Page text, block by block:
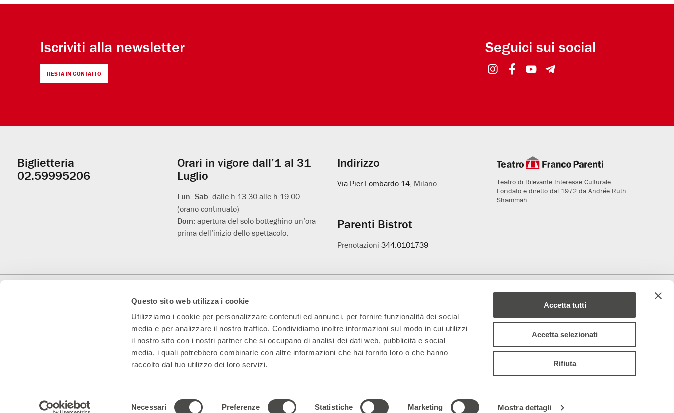
Questo sito web utilizza i cookie
Utilizziamo i cookie per personalizzare contenuti ed annunci, per fornire funzionalità dei social
media e per analizzare il nostro traffico. Condividiamo inoltre informazioni sul modo in cui utilizzi
il nostro sito con i nostri partner che si occupano di analisi dei dati web, pubblicità e social
media, i quali potrebbero combinarle con altre informazioni che hai fornito loro o che hanno
raccolto dal tuo utilizzo dei loro servizi.
Necessari Preferenze Statistiche Marketing Mostra dettagli
Accetta tutti
Accetta selezionati
Rifiuta
Iscriviti alla newsletter
RESTA IN CONTATTO
Seguici sui social
Informazioni
utili
Biglietteria
02.59995206
Orari in vigore dall’1 al 31
Luglio
Lun–Sab: dalle h 13.30 alle h 19.00
(orario continuato)
Dom: apertura del solo botteghino un’ora
prima dell’inizio dello spettacolo.
Indirizzo
Via Pier Lombardo 14 , Milano
Parenti Bistrot
Prenotazioni 344.0101739
Teatro di Rilevante Interesse Culturale
Fondato e diretto dal 1972 da Andrée Ruth
Shammah
Con il sostegno di Teatro Convenzionato Main Partner Media Partner
Note legali & Privacy|Cookie policy – visualizza e modifica le tue preferenze dei cookie |Dichiarazione di accessibilità| whistleblowing@teatrofrancoparenti.com –organismodivigilanza@teatrofrancoparenti.com